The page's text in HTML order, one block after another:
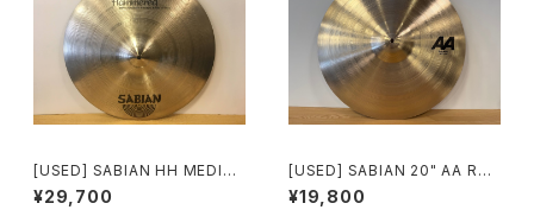
[USED] SABIAN HH MEDIU
M HEAVY RIDE 20″ HH-20
MHR
¥29,700
[USED] SABIAN 20" AA RO
CK RIDE
¥19,800